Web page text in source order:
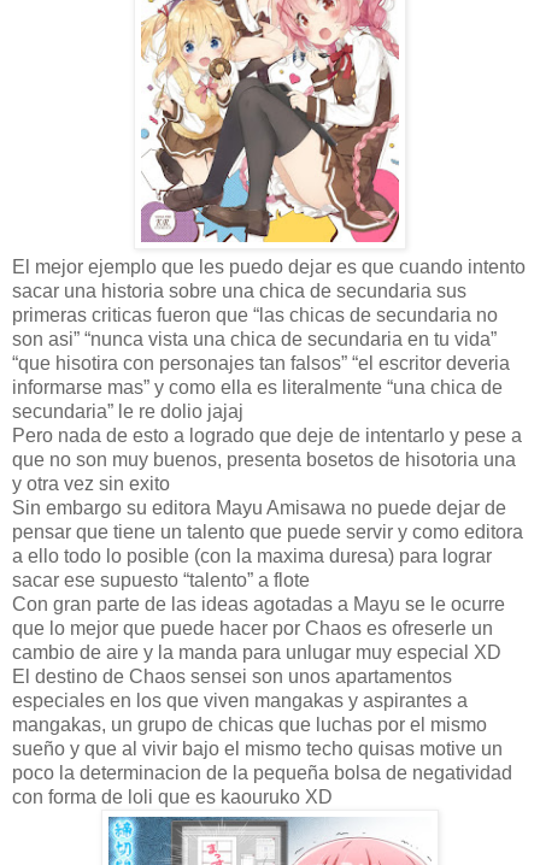
El mejor ejemplo que les puedo dejar es que cuando intento
sacar una historia sobre una chica de secundaria sus
primeras criticas fueron que “las chicas de secundaria no
son asi” “nunca vista una chica de secundaria en tu vida”
“que hisotira con personajes tan falsos” “el escritor deveria
informarse mas” y como ella es literalmente “una chica de
secundaria” le re dolio jajaj
Pero nada de esto a logrado que deje de intentarlo y pese a
que no son muy buenos, presenta bosetos de hisotoria una
y otra vez sin exito
Sin embargo su editora Mayu Amisawa no puede dejar de
pensar que tiene un talento que puede servir y como editora
a ello todo lo posible (con la maxima duresa) para lograr
sacar ese supuesto “talento” a flote
Con gran parte de las ideas agotadas a Mayu se le ocurre
que lo mejor que puede hacer por Chaos es ofreserle un
cambio de aire y la manda para unlugar muy especial XD
El destino de Chaos sensei son unos apartamentos
especiales en los que viven mangakas y aspirantes a
mangakas, un grupo de chicas que luchas por el mismo
sueño y que al vivir bajo el mismo techo quisas motive un
poco la determinacion de la pequeña bolsa de negatividad
con forma de loli que es kaouruko XD